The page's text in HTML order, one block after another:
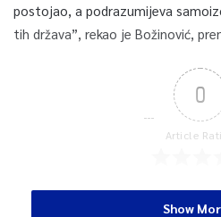
postojao, a podrazumijeva
tih država”, rekao je Božinović,
0
Article
Show